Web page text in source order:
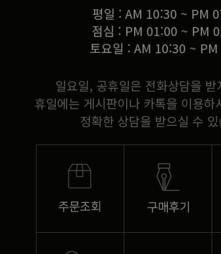
평일 : AM 10:30 ~ PM
점심 : PM 01:00 ~ PM
토요일 : AM 10:30 ~
일요일, 공휴일은 전화상담을
휴일에는 게시판이나 카톡을 이용하
정확한 상담을 받으실 수